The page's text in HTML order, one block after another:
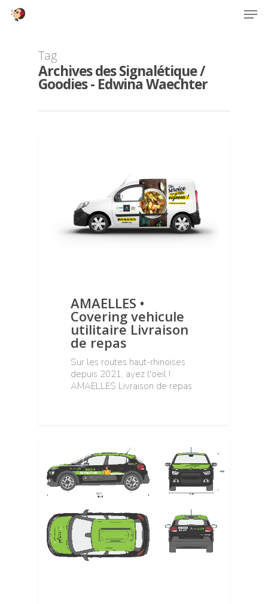
Hit enter to search or ESC to close
Tag
Archives des Signalétique /
Goodies - Edwina Waechter
AMAELLES •
Covering vehicule
utilitaire Livraison
de repas
Sur les routes haut-rhinoises
depuis 2021, ayez l'oeil !
AMAELLES Livraison de repas
TOUS